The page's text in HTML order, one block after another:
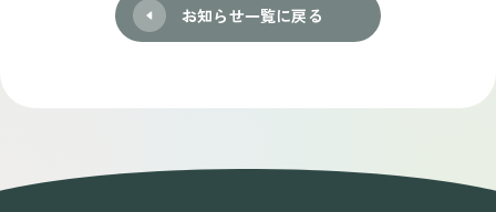
お知らせ一覧に戻る